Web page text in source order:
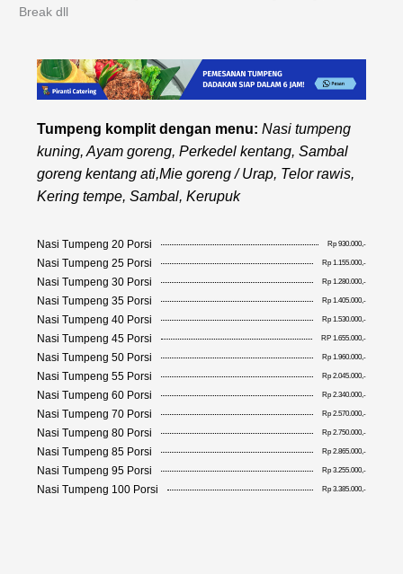
Break dll
Tumpeng komplit dengan menu: Nasi tumpeng
kuning, Ayam goreng, Perkedel kentang, Sambal
goreng kentang ati,Mie goreng / Urap, Telor rawis,
Kering tempe, Sambal, Kerupuk
Nasi Tumpeng 20 Porsi Rp 930.000,-
Nasi Tumpeng 25 Porsi Rp 1.155.000,-
Nasi Tumpeng 30 Porsi Rp 1.280.000,-
Nasi Tumpeng 35 Porsi Rp 1.405.000,-
Nasi Tumpeng 40 Porsi Rp 1.530.000,-
Nasi Tumpeng 45 Porsi RP 1.655.000,-
Nasi Tumpeng 50 Porsi Rp 1.960.000,-
Nasi Tumpeng 55 Porsi Rp 2.045.000,-
Nasi Tumpeng 60 Porsi Rp 2.340.000,-
Nasi Tumpeng 70 Porsi Rp 2.570.000,-
Nasi Tumpeng 80 Porsi Rp 2.750.000,-
Nasi Tumpeng 85 Porsi Rp 2.865.000,-
Nasi Tumpeng 95 Porsi Rp 3.255.000,-
Nasi Tumpeng 100 Porsi Rp 3.385.000,-